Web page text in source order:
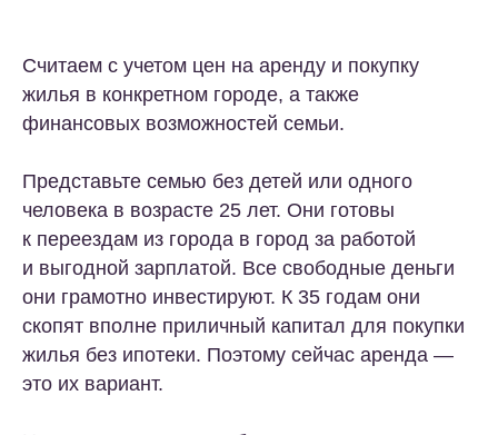
Считаем с учетом цен на аренду и покупку
жилья в конкретном городе, а также
финансовых возможностей семьи.
Представьте семью без детей или одного
человека в возрасте 25 лет. Они готовы
к переездам из города в город за работой
и выгодной зарплатой. Все свободные деньги
они грамотно инвестируют. К 35 годам они
скопят вполне приличный капитал для покупки
жилья без ипотеки. Поэтому сейчас аренда —
это их вариант.